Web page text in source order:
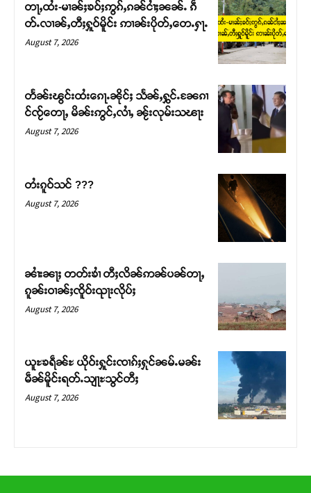
တႃႇႁႂ်ႈသဵင်ၵၢင်ၸႂ်ၵူၼ်းမိူင်း ၵူႈတီႈၵူႈလႅၼ်ပေႃးတေၸွ
တ်ႇ တူဝ်ႈလုမ်ႈၾႃႉၼၼ်ႉ ၶဝ်ႈႁူမ်ႈၵမ်ႉထႅမ် ၸုမ်းၶၢ
ဝ်ႇၽူႈတွႆႇႁွၵ်ႈ လႆႈယူႇၶႃႈဢေႃႈ။
တႃႇထႆး-မၢၼ်ႈၶဝ်ႈဢွၵ်ႇၵၼ်ငၢႆႈၼၼ်ႉ ၵဵ
တ်ႉလၢၼ်ႇတီႈႁူဝ်မိူင်း ဢၢၼ်းပိုတ်ႇတေႉႁႃႉ
August 7, 2026
တႅၼ်းၽွင်းထႆးၵေႃႉၼိုင်ႈ သႅၼ်ႇႁွင်ႉၼႄၵၢ
င်ၸႂ်တေႃႇ မိၼ်းဢွင်ႇလၢႆႇ ၼႂ်းလုမ်းသၽႃး
August 7, 2026
တႆးၵူဝ်သင် ???
August 7, 2026
ၼၢႆးၼႃႈ တတ်းၶၢႆ တီႈလိၼ်ဢၼ်ပၼ်တႃႇ
ၵူၼ်းဝၢၼ်ႈၸိူဝ်းၺႃးလိုပ်ႈ
August 7, 2026
ယူႊၶရဵၼ်ႊ ယိုဝ်းႁူင်းၸၢၵ်ႈႁုင်ၼမ်ႉမၼ်း
မဵၼ်မိူင်းရတ်ႉသျႃႊသွင်တီႈ
August 7, 2026